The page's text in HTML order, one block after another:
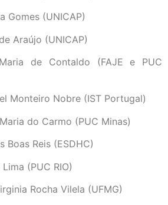
Gomes (UNICAP)
Araújo (UNICAP)
de Contaldo (FAJE e PUC
Monteiro Nobre (IST Portugal)
do Carmo (PUC Minas)
Boas Reis (ESDHC)
(PUC RIO)
Rocha Vilela (UFMG)